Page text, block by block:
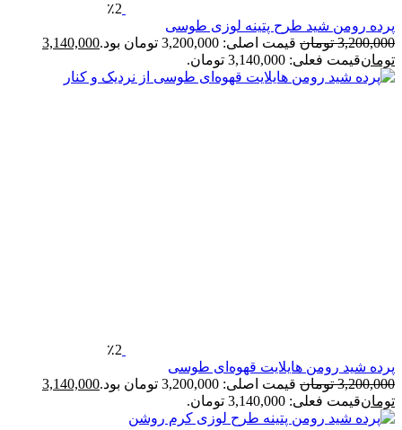
٪2
رومن شید طرح پتینه لوزی طوسی
تومان قیمت اصلی: 3,200,000 تومان بود.
3,140,000
قیمت فعلی: 3,140,000 تومان.
٪2
شید رومن هایلایت قهوه‌ای طوسی
تومان قیمت اصلی: 3,200,000 تومان بود.
3,140,000
قیمت فعلی: 3,140,000 تومان.